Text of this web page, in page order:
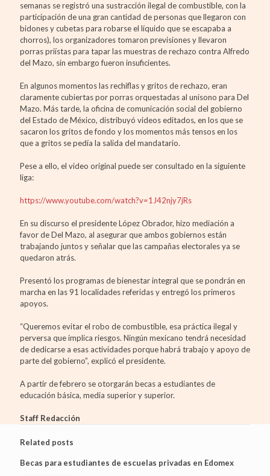
semanas se registró una sustracción ilegal de combustible, con la
participación de una gran cantidad de personas que llegaron con
bidones y cubetas para robarse el líquido que se escapaba a
chorros), los organizadores tomaron previsiones y llevaron
porras priístas para tapar las muestras de rechazo contra Alfredo
del Mazo, sin embargo fueron insuficientes.
En algunos momentos las rechiflas y gritos de rechazo, eran
claramente cubiertas por porras orquestadas al unisono para Del
Mazo. Más tarde, la oficina de comunicación social del gobierno
del Estado de México, distribuyó videos editados, en los que se
sacaron los gritos de fondo y los momentos más tensos en los
que a gritos se pedía la salida del mandatario.
Pese a ello, el video original puede ser consultado en la siguiente
liga:
https://www.youtube.com/watch?v=1J42njy7jRs
En su discurso el presidente López Obrador, hizo mediación a
favor de Del Mazo, al asegurar que ambos gobiernos están
trabajando juntos y señalar que las campañas electorales ya se
quedaron atrás.
Presentó los programas de bienestar integral que se pondrán en
marcha en las 91 localidades referidas y entregó los primeros
apoyos.
“Queremos evitar el robo de combustible, esa práctica ilegal y
perversa que implica riesgos. Ningún mexicano tendrá necesidad
de dedicarse a esas actividades porque habrá trabajo y apoyo de
parte del gobierno”, explicó el presidente.
A partir de febrero se otorgarán becas a estudiantes de
educación básica, media superior y superior.
Staff Redacción
Related posts
Becas para estudiantes de escuelas privadas en Edomex